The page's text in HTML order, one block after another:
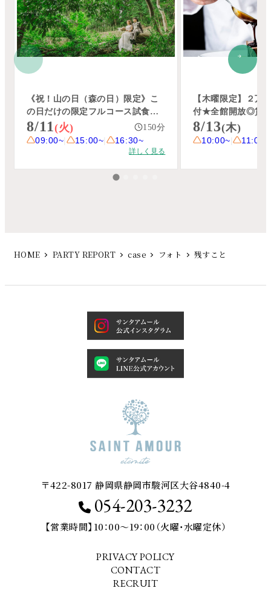
HOME PARTY REPORT case フォト 残すこと
〒422-8017 静岡県静岡市駿河区大谷4840-4
054-203-3232
【営業時間】10：00～19：00（火曜・水曜定休）
PRIVACY POLICY
CONTACT
RECRUIT